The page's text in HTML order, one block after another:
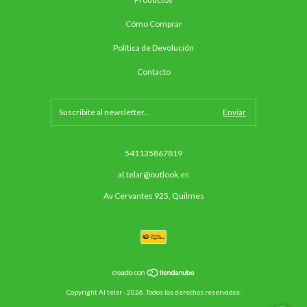
Cómo Comprar
Política de Devolución
Contacto
541135867819
al.telar@outlook.es
Av Cervantes 925, Quilmes
Copyright Al telar - 2026. Todos los derechos reservados.